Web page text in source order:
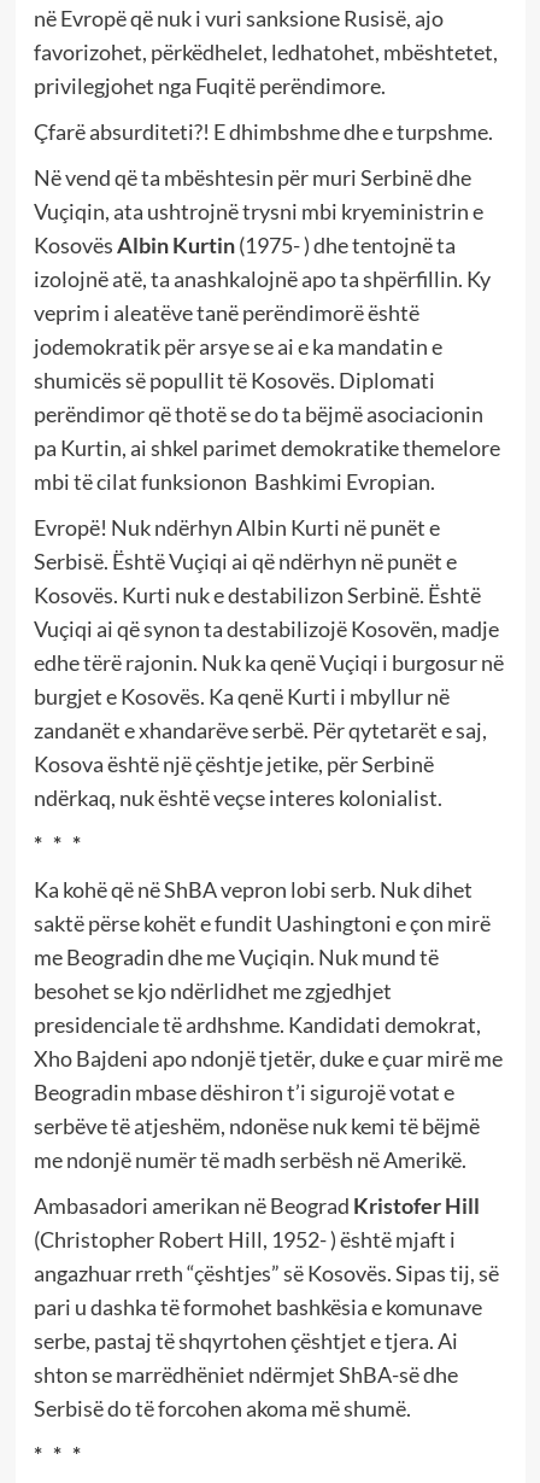
në Evropë që nuk i vuri sanksione Rusisë, ajo
favorizohet, përkëdhelet, ledhatohet, mbështetet,
privilegjohet nga Fuqitë perëndimore.
Çfarë absurditeti?! E dhimbshme dhe e turpshme.
Në vend që ta mbështesin për muri Serbinë dhe
Vuçiqin, ata ushtrojnë trysni mbi kryeministrin e
KosovësAlbin Kurtin(1975- ) dhe tentojnë ta
izolojnë atë, ta anashkalojnë apo ta shpërfillin. Ky
veprim i aleatëve tanë perëndimorë është
jodemokratik për arsye se ai e ka mandatin e
shumicës së popullit të Kosovës. Diplomati
perëndimor që thotë se do ta bëjmë asociacionin
pa Kurtin, ai shkel parimet demokratike themelore
mbi të cilat funksionon Bashkimi Evropian.
Evropë! Nuk ndërhyn Albin Kurti në punët e
Serbisë. Është Vuçiqi ai që ndërhyn në punët e
Kosovës. Kurti nuk e destabilizon Serbinë. Është
Vuçiqi ai që synon ta destabilizojë Kosovën, madje
edhe tërë rajonin. Nuk ka qenë Vuçiqi i burgosur në
burgjet e Kosovës. Ka qenë Kurti i mbyllur në
zandanët e xhandarëve serbë. Për qytetarët e saj,
Kosova është një çështje jetike, për Serbinë
ndërkaq, nuk është veçse interes kolonialist.
* * *
Ka kohë që në ShBA vepron lobi serb. Nuk dihet
saktë përse kohët e fundit Uashingtoni e çon mirë
me Beogradin dhe me Vuçiqin. Nuk mund të
besohet se kjo ndërlidhet me zgjedhjet
presidenciale të ardhshme. Kandidati demokrat,
Xho Bajdeni apo ndonjë tjetër, duke e çuar mirë me
Beogradin mbase dëshiron t’i sigurojë votat e
serbëve të atjeshëm, ndonëse nuk kemi të bëjmë
me ndonjë numër të madh serbësh në Amerikë.
Ambasadori amerikan në Beograd Kristofer Hill
(Christopher Robert Hill, 1952- ) është mjaft i
angazhuar rreth “çështjes” së Kosovës. Sipas tij, së
pari u dashka të formohet bashkësia e komunave
serbe, pastaj të shqyrtohen çështjet e tjera. Ai
shton se marrëdhëniet ndërmjet ShBA-së dhe
Serbisë do të forcohen akoma më shumë.
* * *